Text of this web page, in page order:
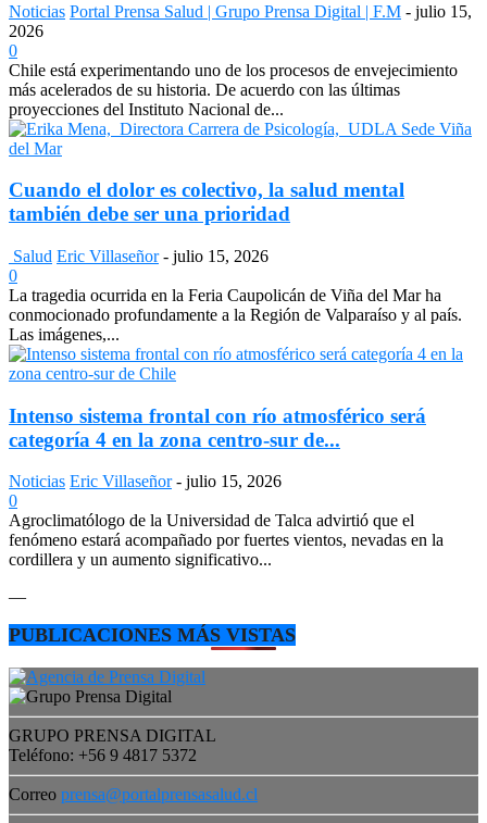
Noticias Portal Prensa Salud | Grupo Prensa Digital | F.M - julio 15,
2026
0
Chile está experimentando uno de los procesos de envejecimiento
más acelerados de su historia. De acuerdo con las últimas
proyecciones del Instituto Nacional de...
Cuando el dolor es colectivo, la salud mental
también debe ser una prioridad
Salud Eric Villaseñor - julio 15, 2026
0
La tragedia ocurrida en la Feria Caupolicán de Viña del Mar ha
conmocionado profundamente a la Región de Valparaíso y al país.
Las imágenes,...
Intenso sistema frontal con río atmosférico será
categoría 4 en la zona centro-sur de...
Noticias Eric Villaseñor - julio 15, 2026
0
Agroclimatólogo de la Universidad de Talca advirtió que el
fenómeno estará acompañado por fuertes vientos, nevadas en la
cordillera y un aumento significativo...
—
PUBLICACIONES MÁS VISTAS
GRUPO PRENSA DIGITAL
Teléfono: +56 9 4817 5372
Correo prensa@portalprensasalud.cl